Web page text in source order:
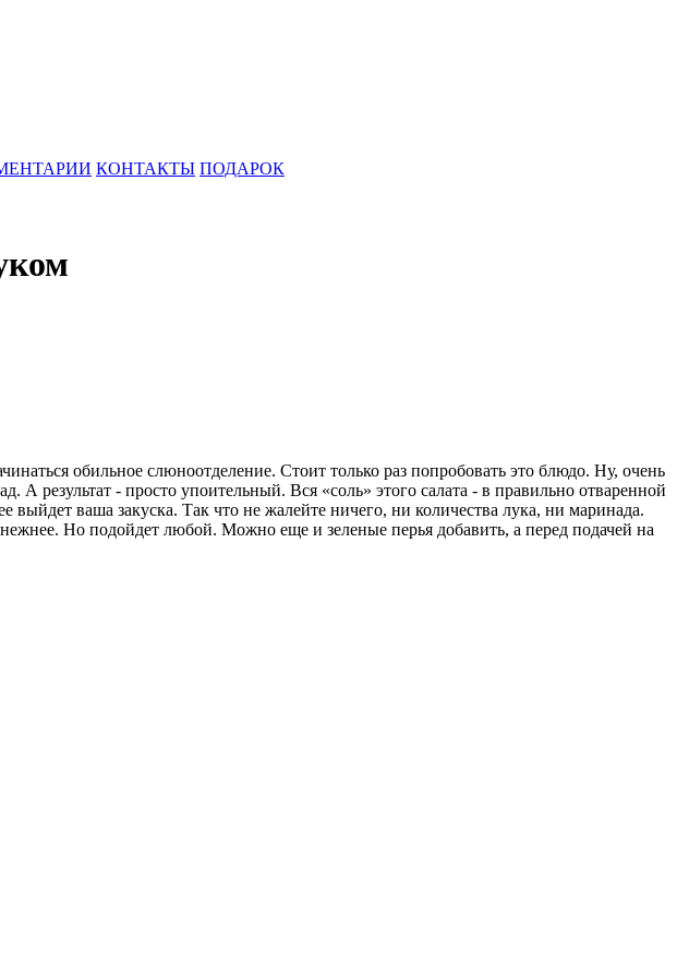
КОНТАКТЫ ПОДАРОК
обильное слюноотделение. Стоит только раз попробовать это блюдо. Ну, очень
результат - просто упоительный. Вся «соль» этого салата - в правильно отваренной
ваша закуска. Так что не жалейте ничего, ни количества лука, ни маринада.
Но подойдет любой. Можно еще и зеленые перья добавить, а перед подачей на